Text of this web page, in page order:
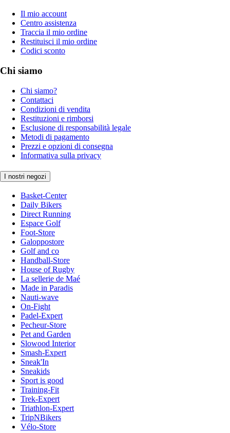
Il mio account
Centro assistenza
Traccia il mio ordine
Restituisci il mio ordine
Codici sconto
Chi siamo
Chi siamo?
Contattaci
Condizioni di vendita
Restituzioni e rimborsi
Esclusione di responsabilità legale
Metodi di pagamento
Prezzi e opzioni di consegna
Informativa sulla privacy
I nostri negozi
Basket-Center
Daily Bikers
Direct Running
Espace Golf
Foot-Store
Galoppostore
Golf and co
Handball-Store
House of Rugby
La sellerie de Maé
Made in Paradis
Nauti-wave
On-Fight
Padel-Expert
Pecheur-Store
Pet and Garden
Slowood Interior
Smash-Expert
Sneak'In
Sneakids
Sport is good
Training-Fit
Trek-Expert
Triathlon-Expert
TripNBikers
Vélo-Store